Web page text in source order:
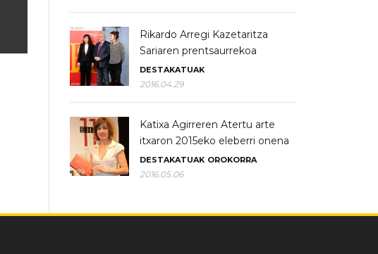
Rikardo Arregi Kazetaritza
Sariaren prentsaurrekoa
DESTAKATUAK
2016.04.29
Katixa Agirreren Atertu arte
itxaron 2015eko eleberri onena
DESTAKATUAK OROKORRA
2016.05.06